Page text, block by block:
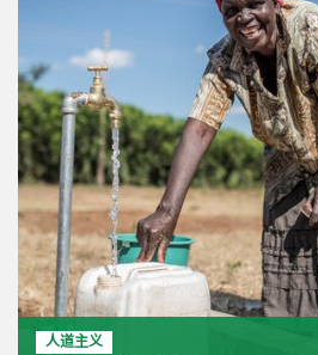
人道主义